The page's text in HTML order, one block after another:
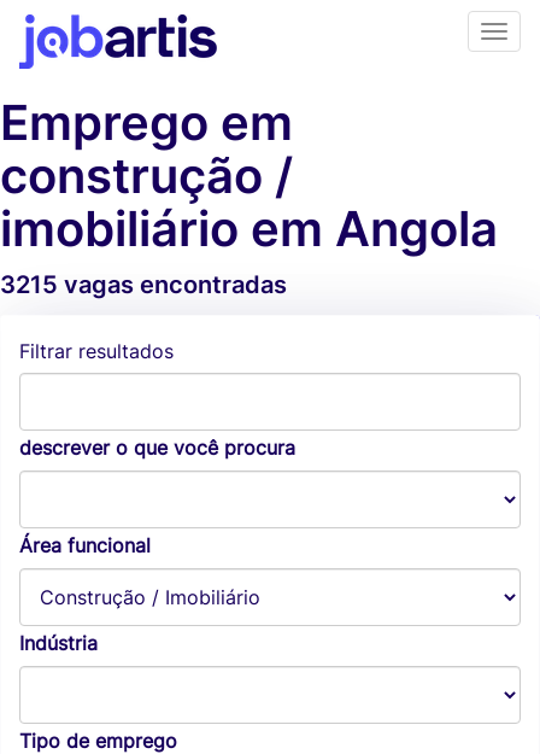
Emprego em
construção /
imobiliário em Angola
3215 vagas encontradas
Filtrar resultados
descrever o que você procura
Área funcional
Indústria
Tipo de emprego